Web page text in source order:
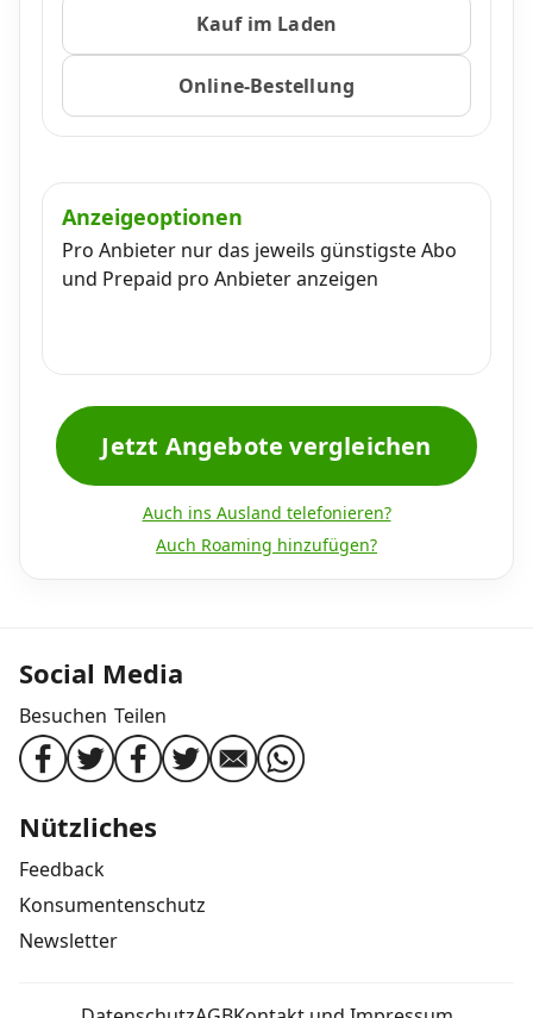
Kauf im Laden
Online-Bestellung
Anzeigeoptionen
Pro Anbieter nur das jeweils günstigste Abo
und Prepaid pro Anbieter anzeigen
Jetzt Angebote vergleichen
Auch ins Ausland telefonieren?
Auch Roaming hinzufügen?
Social Media
Besuchen Teilen
Nützliches
Feedback
Konsumentenschutz
Newsletter